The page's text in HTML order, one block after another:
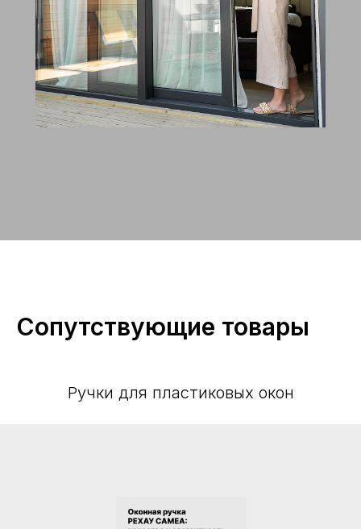
Сопутствующие товары
Ручки для пластиковых окон